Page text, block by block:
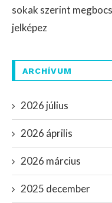
sokak szerint
jelképez
ARCHÍVUM
2026 július
2026 április
2026 március
2025 december